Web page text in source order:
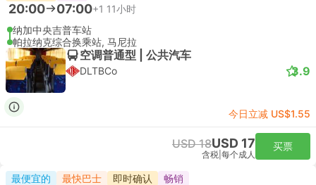
20:00 07:00+1 11小时
纳加中央吉普车站
帕拉纳克综合换乘站, 马尼拉
空调普通型 | 公共汽车
DLTBCo 3.9
今日立减 US$1.55
USD 18USD 17
含税 每个成人
买票
最便宜的 最快巴士 即时确认 畅销